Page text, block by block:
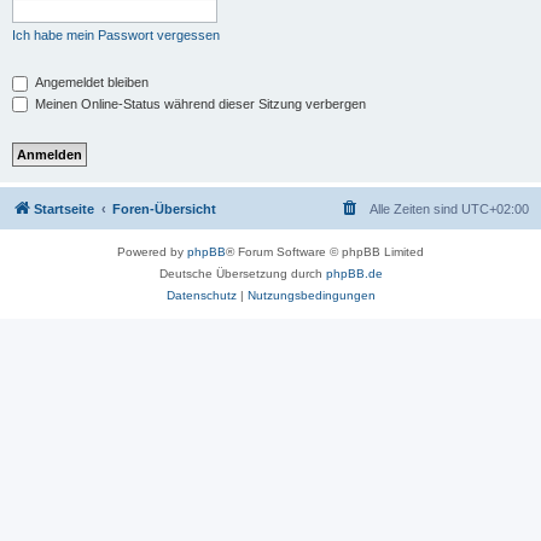
Ich habe mein Passwort vergessen
Angemeldet bleiben
Meinen Online-Status während dieser Sitzung verbergen
Startseite Foren-Übersicht Alle Zeiten sind UTC+02:00
Powered by phpBB® Forum Software © phpBB Limited
Deutsche Übersetzung durch phpBB.de
Datenschutz| Nutzungsbedingungen